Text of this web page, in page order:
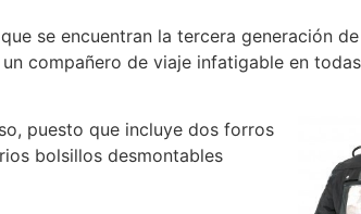
se encuentran la tercera generación
compañero de viaje infatigable en
puesto que incluye dos forros
bolsillos desmontables